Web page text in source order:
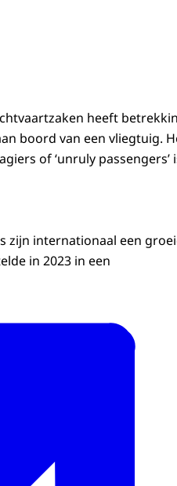
heeft
boord van een vliegtuig.
of ‘unruly
zijn internationaal een
in 2023 in een